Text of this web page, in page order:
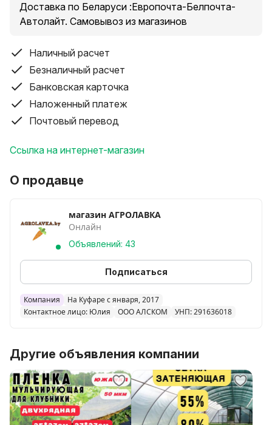
г. Дрогичин, ул Мелиоративная,61
г.Иваново, ул.Карла Маркса,26
+375(29)2-848-848
Доставка по Беларуси :Европочта-Белпочта-
Автолайт. Самовывоз из магазинов
Наличный расчет
Безналичный расчет
Банковская карточка
Наложенный платеж
Почтовый перевод
Ссылка на интернет-магазин
О продавце
магазин АГРОЛАВКА
Онлайн
Объявлений: 43
Подписаться
Компания
На Куфаре с января, 2017
Контактное лицо: Юлия
ООО АЛСКОМ УНП: 291636018
Другие объявления компании